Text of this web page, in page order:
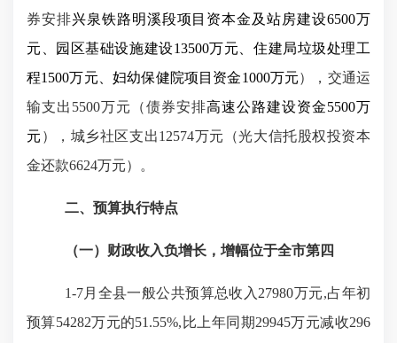
券安排兴泉铁路明溪段项目资本金及站房建设6500万
元、园区基础设施建设13500万元、住建局垃圾处理工
程1500万元、妇幼保健院项目资金1000万元），交通运
输支出 5500万元（债券安排高速公路建设资金5500万
元 ），城乡社区支出12574万元（光大信托股权投资本
金还款6624万元）。
二、预算执行特点
（一）财政收入负增长，增幅位于全市第四
1-7月全县一般公共预算总收入27980万元,占年初
预算54282万元的51.55%,比上年同期29945万元减收296